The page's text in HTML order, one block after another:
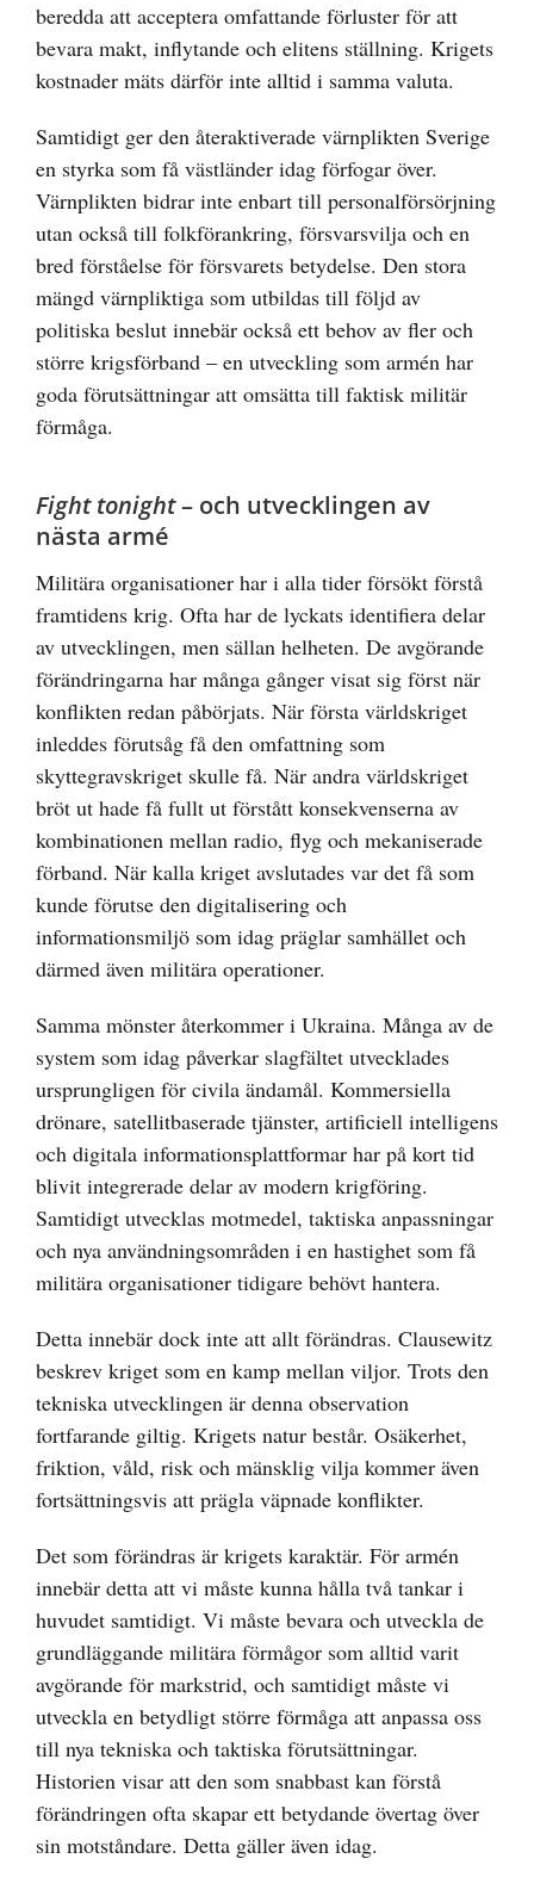
beredda att acceptera omfattande förluster för att
bevara makt, inflytande och elitens ställning. Krigets
kostnader mäts därför inte alltid i samma valuta.
Samtidigt ger den återaktiverade värnplikten Sverige
en styrka som få västländer idag förfogar över.
Värnplikten bidrar inte enbart till personalförsörjning
utan också till folkförankring, försvarsvilja och en
bred förståelse för försvarets betydelse. Den stora
mängd värnpliktiga som utbildas till följd av
politiska beslut innebär också ett behov av fler och
större krigsförband – en utveckling som armén har
goda förutsättningar att omsätta till faktisk militär
förmåga.
Fight tonight– och utvecklingen av
nästa armé
Militära organisationer har i alla tider försökt förstå
framtidens krig. Ofta har de lyckats identifiera delar
av utvecklingen, men sällan helheten. De avgörande
förändringarna har många gånger visat sig först när
konflikten redan påbörjats. När första världskriget
inleddes förutsåg få den omfattning som
skyttegravskriget skulle få. När andra världskriget
bröt ut hade få fullt ut förstått konsekvenserna av
kombinationen mellan radio, flyg och mekaniserade
förband. När kalla kriget avslutades var det få som
kunde förutse den digitalisering och
informationsmiljö som idag präglar samhället och
därmed även militära operationer.
Samma mönster återkommer i Ukraina. Många av de
system som idag påverkar slagfältet utvecklades
ursprungligen för civila ändamål. Kommersiella
drönare, satellitbaserade tjänster, artificiell intelligens
och digitala informationsplattformar har på kort tid
blivit integrerade delar av modern krigföring.
Samtidigt utvecklas motmedel, taktiska anpassningar
och nya användningsområden i en hastighet som få
militära organisationer tidigare behövt hantera.
Detta innebär dock inte att allt förändras. Clausewitz
beskrev kriget som en kamp mellan viljor. Trots den
tekniska utvecklingen är denna observation
fortfarande giltig. Krigets natur består. Osäkerhet,
friktion, våld, risk och mänsklig vilja kommer även
fortsättningsvis att prägla väpnade konflikter.
Det som förändras är krigets karaktär. För armén
innebär detta att vi måste kunna hålla två tankar i
huvudet samtidigt. Vi måste bevara och utveckla de
grundläggande militära förmågor som alltid varit
avgörande för markstrid, och samtidigt måste vi
utveckla en betydligt större förmåga att anpassa oss
till nya tekniska och taktiska förutsättningar.
Historien visar att den som snabbast kan förstå
förändringen ofta skapar ett betydande övertag över
sin motståndare. Detta gäller även idag.